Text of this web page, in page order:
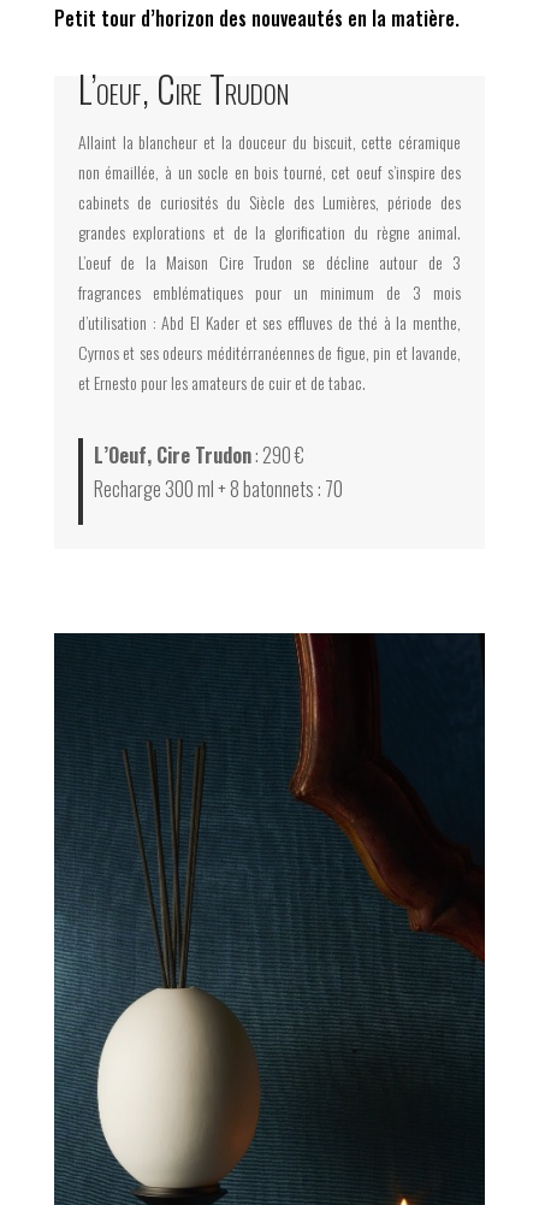
Petit tour d’horizon des nouveautés en la matière.
L’oeuf, Cire Trudon
Allaint la blancheur et la douceur du biscuit, cette céramique
non émaillée, à un socle en bois tourné, cet oeuf s’inspire des
cabinets de curiosités du Siècle des Lumières, période des
grandes explorations et de la glorification du règne animal.
L’oeuf de la Maison Cire Trudon se décline autour de 3
fragrances emblématiques pour un minimum de 3 mois
d’utilisation : Abd El Kader et ses effluves de thé à la menthe,
Cyrnos et ses odeurs méditérranéennes de figue, pin et lavande,
et Ernesto pour les amateurs de cuir et de tabac.
L’Oeuf, Cire Trudon: 290 €
Recharge 300 ml + 8 batonnets : 70